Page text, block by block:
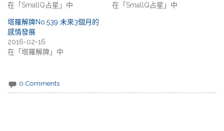
在「SmallQ占星」中
在「SmallQ占星」中
塔羅解牌No.539 未來3個月的
感情發展
2016-02-16
在「塔羅解牌」中
0 Comments